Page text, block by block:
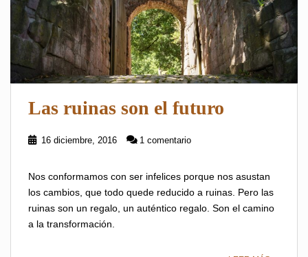
Las ruinas son el futuro
16 diciembre, 2016 1 comentario
Nos conformamos con ser infelices porque nos asustan
los cambios, que todo quede reducido a ruinas. Pero las
ruinas son un regalo, un auténtico regalo. Son el camino
a la transformación.